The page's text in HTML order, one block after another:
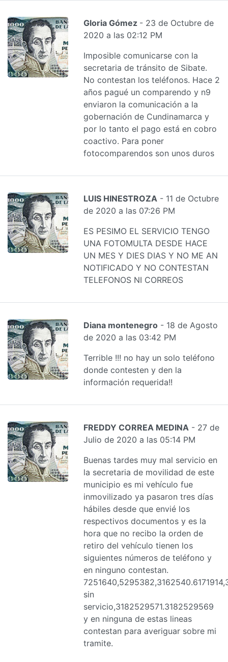
Gloria Gómez - 23 de Octubre de
2020 a las 02:12 PM
Imposible comunicarse con la
secretaria de tránsito de Sibate.
No contestan los teléfonos. Hace 2
años pagué un comparendo y n9
enviaron la comunicación a la
gobernación de Cundinamarca y
por lo tanto el pago está en cobro
coactivo. Para poner
fotocomparendos son unos duros
LUIS HINESTROZA - 11 de Octubre
de 2020 a las 07:26 PM
ES PESIMO EL SERVICIO TENGO
UNA FOTOMULTA DESDE HACE
UN MES Y DIES DIAS Y NO ME AN
NOTIFICADO Y NO CONTESTAN
TELEFONOS NI CORREOS
Diana montenegro - 18 de Agosto
de 2020 a las 03:42 PM
Terrible !!! no hay un solo teléfono
donde contesten y den la
información requerida!!
FREDDY CORREA MEDINA - 27 de
Julio de 2020 a las 05:14 PM
Buenas tardes muy mal servicio en
la secretaria de movilidad de este
municipio es mi vehículo fue
inmovilizado ya pasaron tres días
hábiles desde que envié los
respectivos documentos y es la
hora que no recibo la orden de
retiro del vehículo tienen los
siguientes números de teléfono y
en ninguno contestan.
sin
servicio,3182529571.3182529569
y en ninguna de estas lineas
contestan para averiguar sobre mi
tramite.